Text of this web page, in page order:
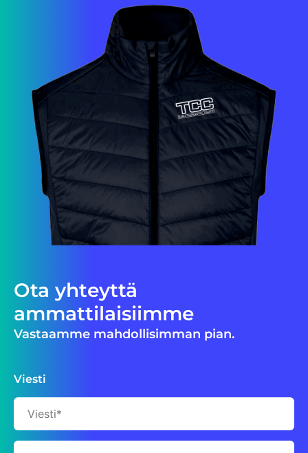
Ota yhteyttä
ammattilaisiimme
Vastaamme mahdollisimman pian.
Viesti